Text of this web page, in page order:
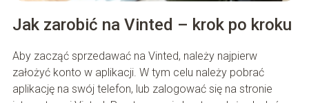
Jak zarobić na Vinted – krok po kroku
Aby zacząć sprzedawać na Vinted, należy najpierw
założyć konto w aplikacji. W tym celu należy pobrać
aplikację na swój telefon, lub zalogować się na stronie